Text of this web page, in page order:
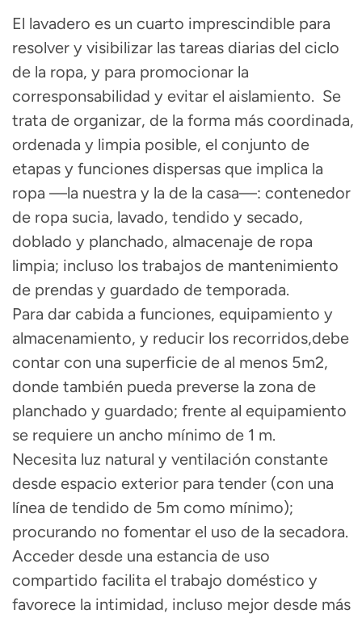
El lavadero es un cuarto imprescindible para
resolver y visibilizar las tareas diarias del ciclo
de la ropa, y para promocionar la
corresponsabilidad y evitar el aislamiento. Se
trata de organizar, de la forma más coordinada,
ordenada y limpia posible, el conjunto de
etapas y funciones dispersas que implica la
ropa —la nuestra y la de la casa—: contenedor
de ropa sucia, lavado, tendido y secado,
doblado y planchado, almacenaje de ropa
limpia; incluso los trabajos de mantenimiento
de prendas y guardado de temporada.
Para dar cabida a funciones, equipamiento y
almacenamiento, y reducir los recorridos,debe
contar con una superficie de al menos 5m2,
donde también pueda preverse la zona de
planchado y guardado; frente al equipamiento
se requiere un ancho mínimo de 1 m.
Necesita luz natural y ventilación constante
desde espacio exterior para tender (con una
línea de tendido de 5m como mínimo);
procurando no fomentar el uso de la secadora.
Acceder desde una estancia de uso
compartido facilita el trabajo doméstico y
favorece la intimidad, incluso mejor desde más